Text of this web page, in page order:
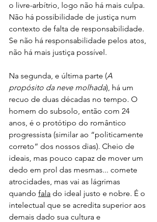
o livre-arbítrio, logo não há mais culpa.
Não há possibilidade de justiça num
contexto de falta de responsabilidade.
Se não há responsabilidade pelos atos,
não há mais justiça possível.
Na segunda, e última parte (A
propósito da neve molhada), há um
recuo de duas décadas no tempo. O
homem do subsolo, então com 24
anos, é o protótipo do romântico
progressista (similar ao “politicamente
correto” dos nossos dias). Cheio de
ideais, mas pouco capaz de mover um
dedo em prol das mesmas... comete
atrocidades, mas vai as lágrimas
quando fala do ideal justo e nobre. É o
intelectual que se acredita superior aos
demais dado sua cultura e